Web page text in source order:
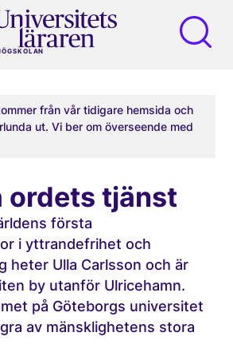
från vår tidigare hemsida och
ut. Vi ber om överseende med
ordets tjänst
första
i yttrandefrihet och
heter Ulla Carlsson och är
by utanför Ulricehamn.
på Göteborgs universitet
av mänsklighetens stora